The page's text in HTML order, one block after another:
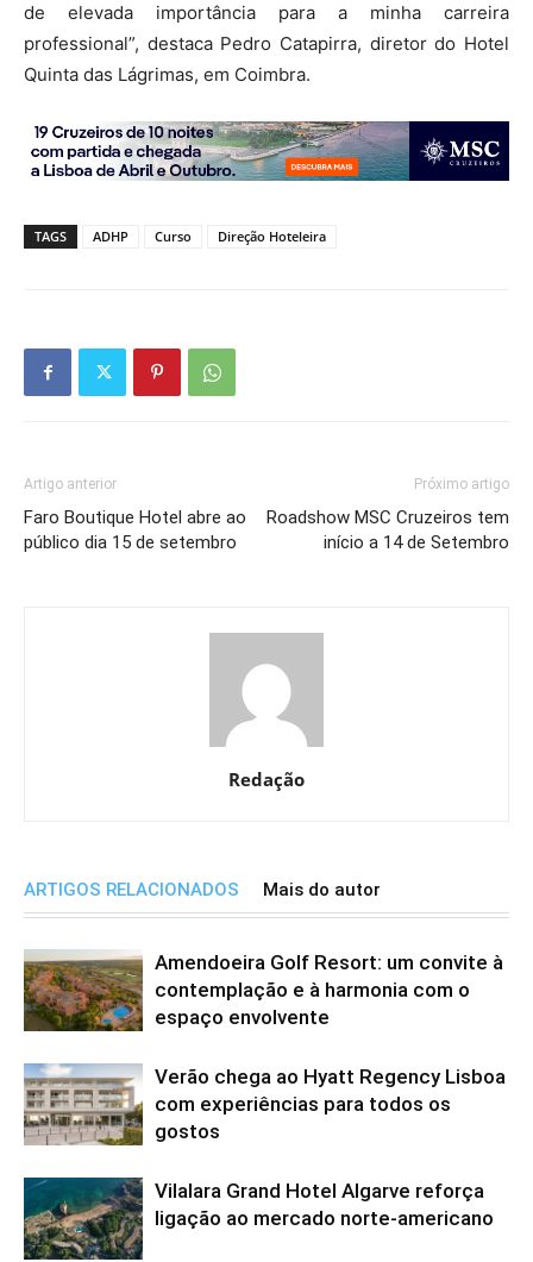
de elevada importância para a minha carreira
professional”, destaca Pedro Catapirra, diretor do Hotel
Quinta das Lágrimas, em Coimbra.
TAGS ADHP Curso Direção Hoteleira
Artigo anterior
Faro Boutique Hotel abre ao
público dia 15 de setembro
Próximo artigo
Roadshow MSC Cruzeiros tem
início a 14 de Setembro
Redação
ARTIGOS RELACIONADOS Mais do autor
Amendoeira Golf Resort: um convite à
contemplação e à harmonia com o
espaço envolvente
Verão chega ao Hyatt Regency Lisboa
com experiências para todos os
gostos
Vilalara Grand Hotel Algarve reforça
ligação ao mercado norte-americano